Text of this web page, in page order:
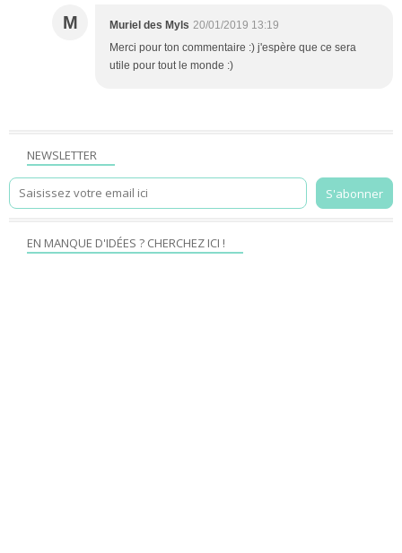
M Muriel des Myls 20/01/2019 13:19
Merci pour ton commentaire :) j'espère que ce sera
utile pour tout le monde :)
NEWSLETTER
EN MANQUE D'IDÉES ? CHERCHEZ ICI !